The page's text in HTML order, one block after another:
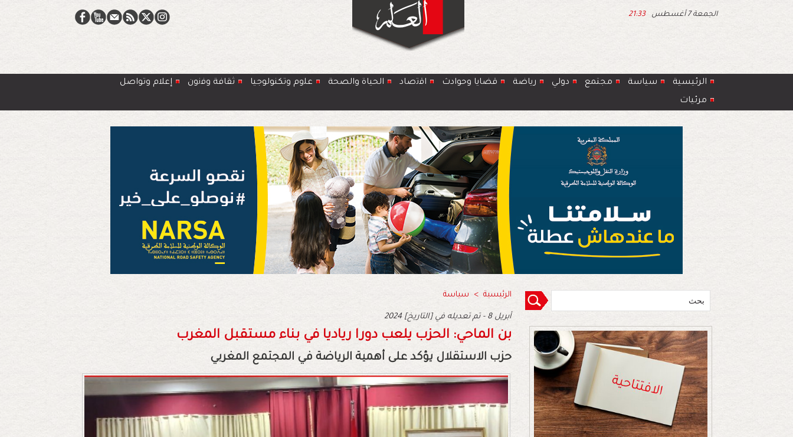
الجمعة 7 أغسطس 21:33
الرئيسية سياسة مجتمع دولي رياضة قضايا وحوادث اﻗﺗﺻﺎد الحياة والصحة ﻋﻠوم وتكنولوجيا ﺛﻘﺎﻓﺔ وﻓﻧون
إعلام وتواصل
مرئيات
الرئيسية > سياسة
2024 أبريل 8 - تم تعديله في [التاريخ]
بن الماحي: الحزب يلعب دورا رياديا في بناء مستقبل المغرب
حزب الاستقلال يؤكد على أهمية الرياضة في المجتمع المغربي